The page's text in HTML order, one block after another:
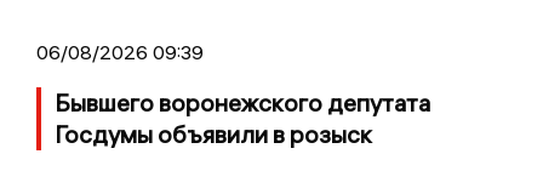
06/08/2026 09:39
Бывшего воронежского депутата
Госдумы объявили в розыск